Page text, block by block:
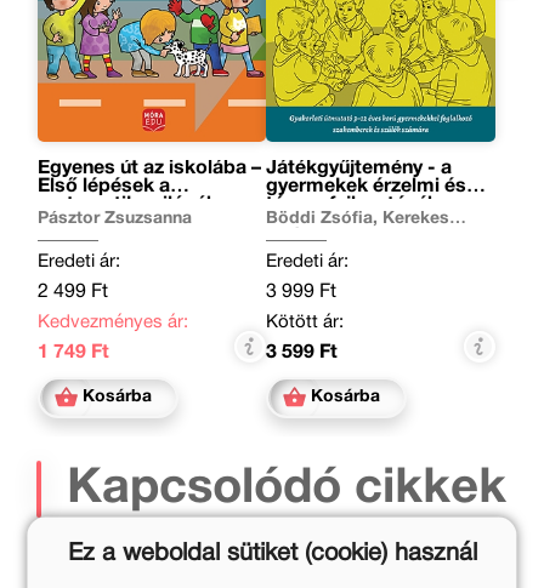
Egyenes út az iskolába –
Első lépések a
matematika világában
Pásztor Zsuzsanna
Eredeti ár:
2 499 Ft
Kedvezményes ár:
1 749 Ft
Kosárba
Játékgyűjtemény - a
gyermekek érzelmi és
társas fejlesztéséhez
Böddi Zsófia, Kerekes
Eredeti ár:
3 999 Ft
Kötött ár:
3 599 Ft
Kosárba
Kapcsolódó cikkek
Ez a weboldal sütiket (cookie) használ